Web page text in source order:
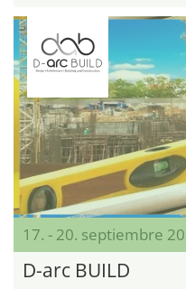
17. - 20. septiembre
D-arc BUILD